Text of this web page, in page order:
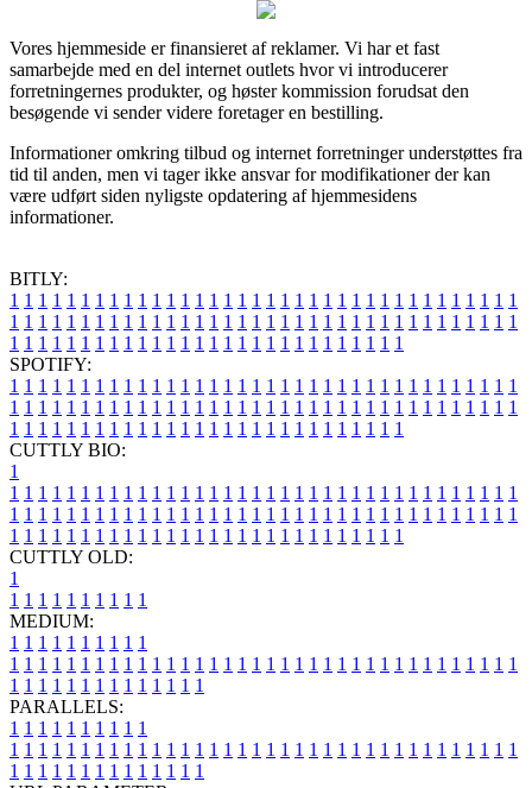
Vores hjemmeside er finansieret af reklamer. Vi har et fast
samarbejde med en del internet outlets hvor vi introducerer
forretningernes produkter, og høster kommission forudsat den
besøgende vi sender videre foretager en bestilling.
Informationer omkring tilbud og internet forretninger understøttes fra
tid til anden, men vi tager ikke ansvar for modifikationer der kan
være udført siden nyligste opdatering af hjemmesidens
informationer.
BITLY:
1 1 1 1 1 1 1 1 1 1 1 1 1 1 1 1 1 1 1 1 1 1 1 1 1 1 1 1 1 1 1 1 1 1 1 1
1 1 1 1 1 1 1 1 1 1 1 1 1 1 1 1 1 1 1 1 1 1 1 1 1 1 1 1 1 1 1 1 1 1 1 1
1 1 1 1 1 1 1 1 1 1 1 1 1 1 1 1 1 1 1 1 1 1 1 1 1 1 1 1
SPOTIFY:
1 1 1 1 1 1 1 1 1 1 1 1 1 1 1 1 1 1 1 1 1 1 1 1 1 1 1 1 1 1 1 1 1 1 1 1
1 1 1 1 1 1 1 1 1 1 1 1 1 1 1 1 1 1 1 1 1 1 1 1 1 1 1 1 1 1 1 1 1 1 1 1
1 1 1 1 1 1 1 1 1 1 1 1 1 1 1 1 1 1 1 1 1 1 1 1 1 1 1 1
CUTTLY BIO:
1
1 1 1 1 1 1 1 1 1 1 1 1 1 1 1 1 1 1 1 1 1 1 1 1 1 1 1 1 1 1 1 1 1 1 1 1
1 1 1 1 1 1 1 1 1 1 1 1 1 1 1 1 1 1 1 1 1 1 1 1 1 1 1 1 1 1 1 1 1 1 1 1
1 1 1 1 1 1 1 1 1 1 1 1 1 1 1 1 1 1 1 1 1 1 1 1 1 1 1 1
CUTTLY OLD:
1
1 1 1 1 1 1 1 1 1 1
MEDIUM:
1 1 1 1 1 1 1 1 1 1
1 1 1 1 1 1 1 1 1 1 1 1 1 1 1 1 1 1 1 1 1 1 1 1 1 1 1 1 1 1 1 1 1 1 1 1
1 1 1 1 1 1 1 1 1 1 1 1 1 1
PARALLELS:
1 1 1 1 1 1 1 1 1 1
1 1 1 1 1 1 1 1 1 1 1 1 1 1 1 1 1 1 1 1 1 1 1 1 1 1 1 1 1 1 1 1 1 1 1 1
1 1 1 1 1 1 1 1 1 1 1 1 1 1